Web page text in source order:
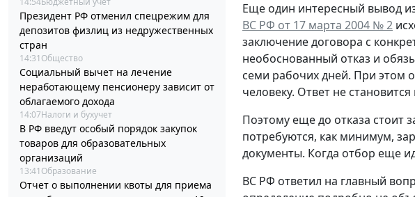
Президент РФ отменил спецрежим для
депозитов физлиц из недружественных
стран
14:31 Общество
Социальный вычет на лечение
неработающему пенсионеру зависит от
облагаемого дохода
14:07Налоги и бухучет
В РФ введут особый порядок закупок
товаров для образовательных
организаций
13:41 Образование
Отчет о выполнении квоты для приема
Еще один интересный вывод
ВС РФ от 17 марта 2004 № 2
заключение договора с
необоснованный отказ и
семи рабочих дней. При этом
человеку. Ответ не
Поэтому еще до отказа стоит
потребуются, как минимум,
документы. Когда отбор еще
ВС РФ ответил на главный